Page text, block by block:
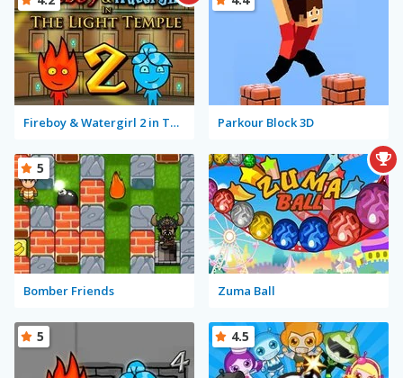
Fireboy & Watergirl 2 in The Light Temple Parkour Block 3D
Bomber Friends
5
Zuma Ball
5 4.5